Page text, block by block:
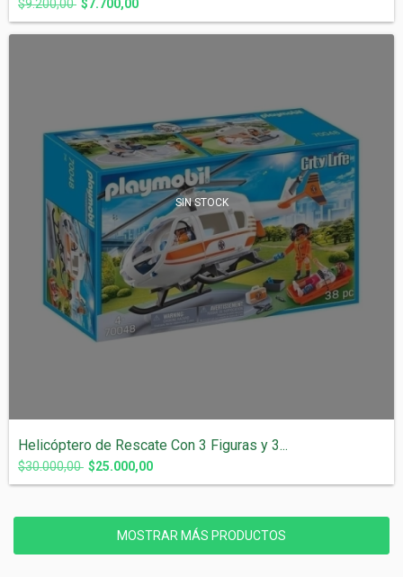
$9.200,00 $7.700,00
SIN STOCK
Helicóptero de Rescate Con 3 Figuras y 3...
$30.000,00 $25.000,00
MOSTRAR MÁS PRODUCTOS